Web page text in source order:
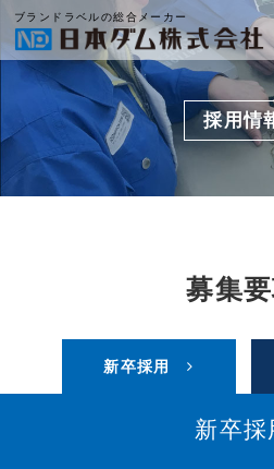
ブランドラベルの総合メーカー
採用情
募集
新卒採用
新卒採